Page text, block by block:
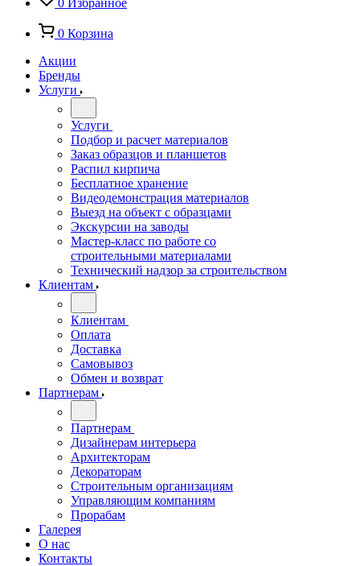
0 Избранное
0 Корзина
Акции
Бренды
Услуги
Услуги
Подбор и расчет материалов
Заказ образцов и планшетов
Распил кирпича
Бесплатное хранение
Видеодемонстрация материалов
Выезд на объект с образцами
Экскурсии на заводы
Мастер-класс по работе со
строительными материалами
Технический надзор за строительством
Клиентам
Клиентам
Оплата
Доставка
Самовывоз
Обмен и возврат
Партнерам
Партнерам
Дизайнерам интерьера
Архитекторам
Декораторам
Строительным организациям
Управляющим компаниям
Прорабам
Галерея
О нас
Контакты